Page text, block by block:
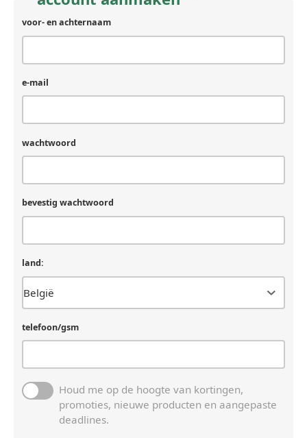
voor- en achternaam
e-mail
wachtwoord
bevestig wachtwoord
land:
telefoon/gsm
Houd me op de hoogte van kortingen,
promoties, nieuwe producten en aangepaste
deadlines.
achternaam
(laat
een
mens